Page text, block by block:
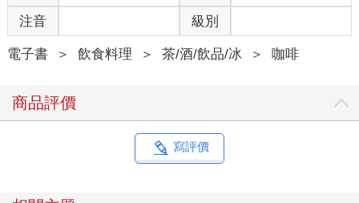
事實上，我在尋找水的相關資料時，觀察到了十分有趣的事情。
那就是在2004年的咖啡雜誌中，提到「水」是左右咖啡味道的關
鍵；2008年時介紹了正在成長的「礦泉水市場」；另外在2014
水等的整體概括資訊，但後來漸漸出現了咖啡與水的相關研究報
告，透過科學資料讓我們知道其重要性。從一開始單純以資訊為
主的報導，到現在直接將研究結果攤在陽光下的轉變，我們對水
的了解，如果用大樹來比喻的話，已經來到了樹根或樹葉裡的礦
注音 級別
電子書 ＞ 飲食料理 ＞ 茶/酒/飲品/冰 ＞ 咖啡
商品評價
寫評價